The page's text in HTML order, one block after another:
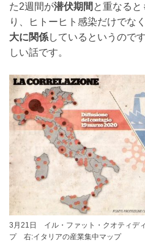
た2週間が潜伏期間 と重なると
り、ヒトーヒト感染だけでなく
大に関係しているというので
しい話です。
3月21日 イル・ファット・クオティデ
プ 右:イタリアの産業集中マップ